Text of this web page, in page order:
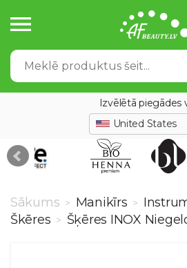
Izvēlētā piegādes
United States
Sākums > Manikīrs >
Škēres > Šķēres INOX